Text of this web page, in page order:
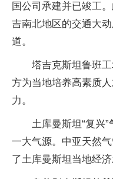
国公司承建并已竣工
吉南北地区的交通大
道。
塔吉克斯坦鲁班
方为当地培养高素质
力。
土库曼斯坦“复兴
一大气源。中亚天然
了土库曼斯坦当地经济